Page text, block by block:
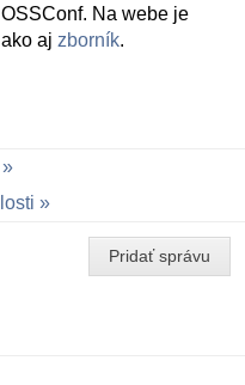
Na webe je
ako aj zborník.
Pridať správu